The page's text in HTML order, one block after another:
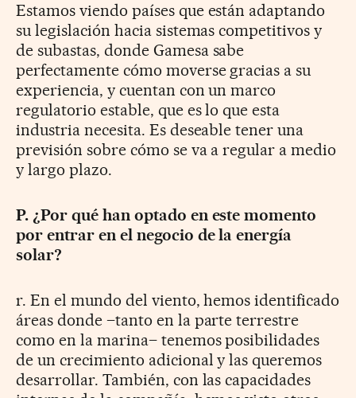
Estamos viendo países que están adaptando
su legislación hacia sistemas competitivos y
de subastas, donde Gamesa sabe
perfectamente cómo moverse gracias a su
experiencia, y cuentan con un marco
regulatorio estable, que es lo que esta
industria necesita. Es deseable tener una
previsión sobre cómo se va a regular a medio
y largo plazo.
P. ¿Por qué han optado en este momento
por entrar en el negocio de la energía
solar?
r. En el mundo del viento, hemos identificado
áreas donde –tanto en la parte terrestre
como en la marina– tenemos posibilidades
de un crecimiento adicional y las queremos
desarrollar. También, con las capacidades